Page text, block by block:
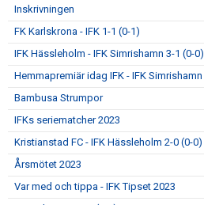
Inskrivningen
FK Karlskrona - IFK 1-1 (0-1)
IFK Hässleholm - IFK Simrishamn 3-1 (0-0)
Hemmapremiär idag IFK - IFK Simrishamn
Bambusa Strumpor
IFKs seriematcher 2023
Kristianstad FC - IFK Hässleholm 2-0 (0-0)
Årsmötet 2023
Var med och tippa - IFK Tipset 2023